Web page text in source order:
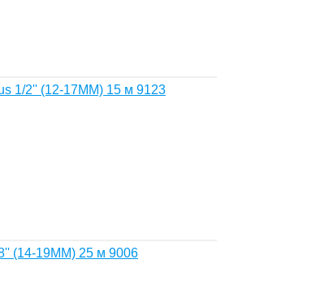
1/2'' (12-17MM) 15 м 9123
(14-19MM) 25 м 9006